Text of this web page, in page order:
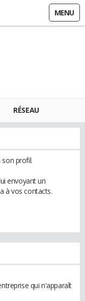
MENU
RÉSEAU
profil.
envoyant un
à vos contacts.
qui n'apparaît